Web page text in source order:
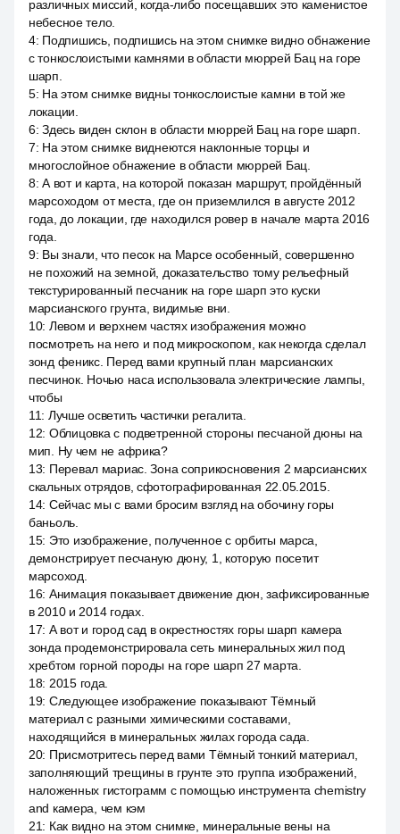
различных миссий, когда-либо посещавших это каменистое
небесное тело.
4: Подпишись, подпишись на этом снимке видно обнажение
с тонкослоистыми камнями в области мюррей Бац на горе
шарп.
5: На этом снимке видны тонкослоистые камни в той же
локации.
6:Здесь виден склон в области мюррей Бац на горе шарп.
7: На этом снимке виднеются наклонные торцы и
многослойное обнажение в области мюррей Бац.
8:А вот и карта, на которой показан маршрут, пройдённый
марсоходом от места, где он приземлился в августе 2012
года, до локации, где находился ровер в начале марта 2016
года.
9: Вы знали, что песок на Марсе особенный, совершенно
не похожий на земной, доказательство тому рельефный
текстурированный песчаник на горе шарп это куски
марсианского грунта, видимые вни.
10: Левом и верхнем частях изображения можно
посмотреть на него и под микроскопом, как некогда сделал
зонд феникс. Перед вами крупный план марсианских
песчинок. Ночью наса использовала электрические лампы,
чтобы
11: Лучше осветить частички регалита.
12: Облицовка с подветренной стороны песчаной дюны на
мип. Ну чем не африка?
13: Перевал мариас. Зона соприкосновения 2 марсианских
скальных отрядов, сфотографированная 22.05.2015.
14: Сейчас мы с вами бросим взгляд на обочину горы
баньоль.
15: Это изображение, полученное с орбиты марса,
демонстрирует песчаную дюну, 1, которую посетит
марсоход.
16: Анимация показывает движение дюн, зафиксированные
в 2010 и 2014 годах.
17: А вот и город сад в окрестностях горы шарп камера
зонда продемонстрировала сеть минеральных жил под
хребтом горной породы на горе шарп 27 марта.
18: 2015 года.
19: Следующее изображение показывают Тёмный
материал с разными химическими составами,
находящийся в минеральных жилах города сада.
20: Присмотритесь перед вами Тёмный тонкий материал,
заполняющий трещины в грунте это группа изображений,
наложенных гистограмм с помощью инструмента chemistry
and камера, чем кэм
21: Как видно на этом снимке, минеральные вены на